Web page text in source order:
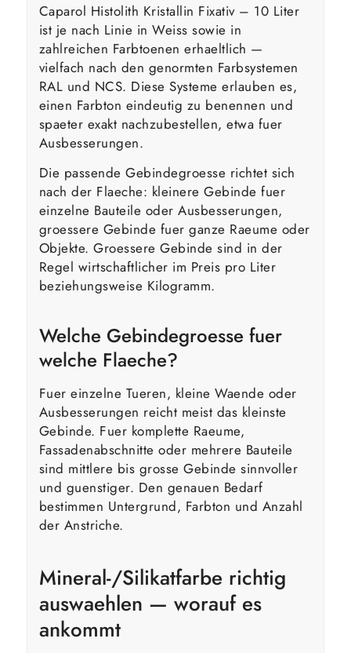
Caparol Histolith Kristallin Fixativ – 10 Liter
ist je nach Linie in Weiss sowie in
zahlreichen Farbtoenen erhaeltlich —
vielfach nach den genormten Farbsystemen
RAL und NCS. Diese Systeme erlauben es,
einen Farbton eindeutig zu benennen und
spaeter exakt nachzubestellen, etwa fuer
Ausbesserungen.
Die passende Gebindegroesse richtet sich
nach der Flaeche: kleinere Gebinde fuer
einzelne Bauteile oder Ausbesserungen,
groessere Gebinde fuer ganze Raeume oder
Objekte. Groessere Gebinde sind in der
Regel wirtschaftlicher im Preis pro Liter
beziehungsweise Kilogramm.
Welche Gebindegroesse fuer
welche Flaeche?
Fuer einzelne Tueren, kleine Waende oder
Ausbesserungen reicht meist das kleinste
Gebinde. Fuer komplette Raeume,
Fassadenabschnitte oder mehrere Bauteile
sind mittlere bis grosse Gebinde sinnvoller
und guenstiger. Den genauen Bedarf
bestimmen Untergrund, Farbton und Anzahl
der Anstriche.
Mineral-/Silikatfarbe richtig
auswaehlen — worauf es
ankommt